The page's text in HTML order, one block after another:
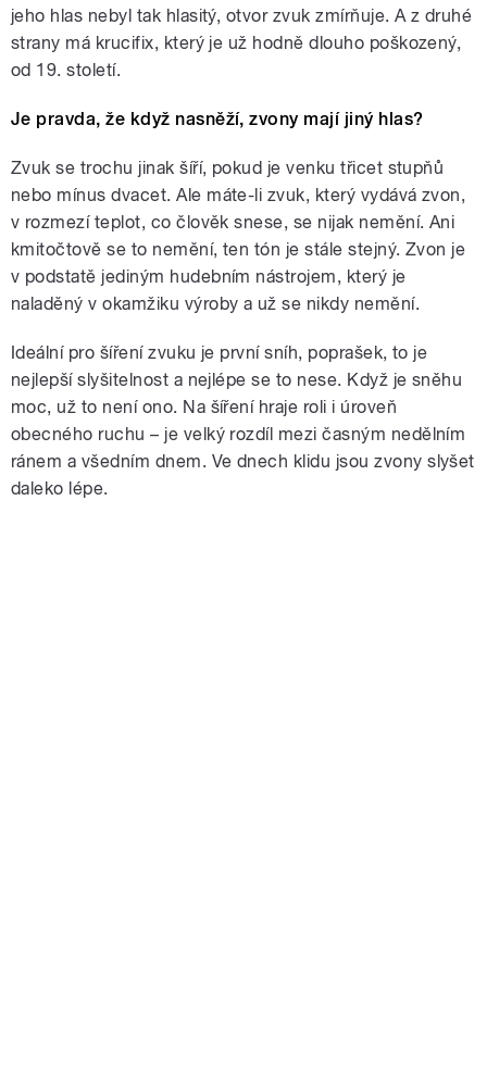
jeho hlas nebyl tak hlasitý, otvor zvuk zmírňuje. A z druhé
strany má krucifix, který je už hodně dlouho poškozený,
od 19. století.
Je pravda, že když nasněží, zvony mají jiný hlas?
Zvuk se trochu jinak šíří, pokud je venku třicet stupňů
nebo mínus dvacet. Ale máte-li zvuk, který vydává zvon,
v rozmezí teplot, co člověk snese, se nijak nemění. Ani
kmitočtově se to nemění, ten tón je stále stejný. Zvon je
v podstatě jediným hudebním nástrojem, který je
naladěný v okamžiku výroby a už se nikdy nemění.
Ideální pro šíření zvuku je první sníh, poprašek, to je
nejlepší slyšitelnost a nejlépe se to nese. Když je sněhu
moc, už to není ono. Na šíření hraje roli i úroveň
obecného ruchu – je velký rozdíl mezi časným nedělním
ránem a všedním dnem. Ve dnech klidu jsou zvony slyšet
daleko lépe.